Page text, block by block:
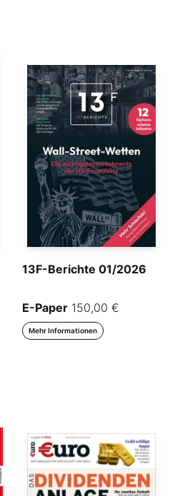
13F-Berichte 01/2026
E-Paper 150,00 €
Mehr Informationen